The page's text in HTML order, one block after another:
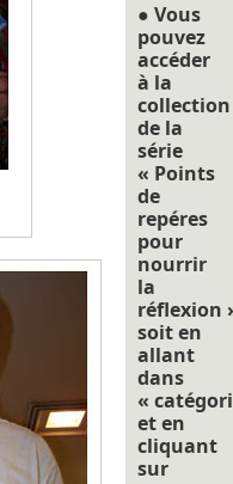
● Vous
pouvez
accéder
à la
collection
de la
série
« Points
de
repéres
pour
nourrir
la
réflexion
soit en
allant
dans
«
et en
cliquant
sur